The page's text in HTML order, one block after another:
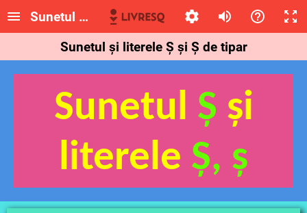
Sunetul „Ș” și literele Ș, ș
Sunetul și literele Ș și Ș de tipar
Sunetul Ș și
literele Ș, ș